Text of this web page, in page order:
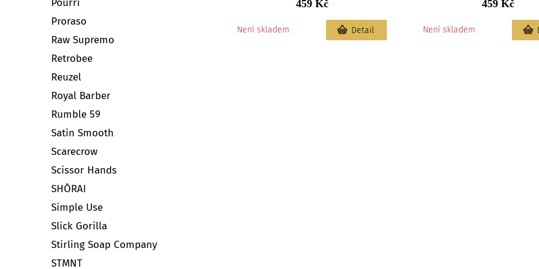
Pourri
Proraso
Raw Supremo
Retrobee
Reuzel
Royal Barber
Rumble 59
Satin Smooth
Scarecrow
Scissor Hands
SHŌRAI
Simple Use
Slick Gorilla
Stirling Soap Company
STMNT
459 Kč
Není skladem Detail
459 Kč
Není skladem